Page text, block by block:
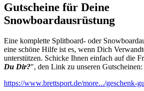
Gutscheine für Deine
Snowboardausrüstung
Eine komplette Splitboard- oder
eine schöne Hilfe ist es, wenn Dich
unterstützen. Schicke Ihnen einfach auf die
Du Dir?", den Link zu unseren Gutscheinen:
https://www.brettsport.de/more.../geschenk-